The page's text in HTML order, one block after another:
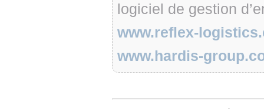
logiciel de gestion
www.reflex-
www.hardis-